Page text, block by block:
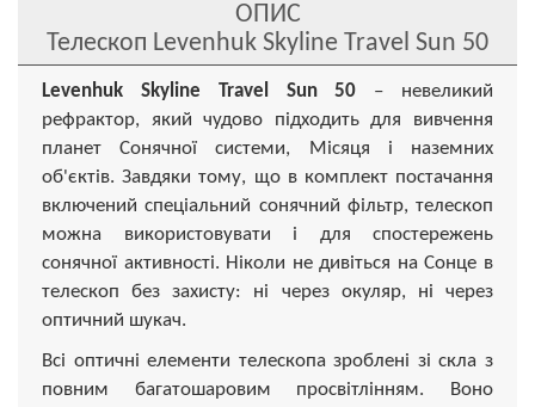
ОПИС
Телескоп Levenhuk Skyline Travel Sun 50
Levenhuk Skyline Travel Sun 50 – невеликий
рефрактор, який чудово підходить для вивчення
планет Сонячної системи, Місяця і наземних
об'єктів. Завдяки тому, що в комплект постачання
включений спеціальний сонячний фільтр, телескоп
можна використовувати і для спостережень
сонячної активності. Ніколи не дивіться на Сонце в
телескоп без захисту: ні через окуляр, ні через
оптичний шукач.
Всі оптичні елементи телескопа зроблені зі скла з
повним багатошаровим просвітлінням. Воно